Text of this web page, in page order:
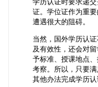
学历认证时要求递
证。学位证作为重
遭遇很大的阻碍。
当然，国外学历认
及有效性，还会对
予标准、授课地点
考察。所以，只要
其他办法完成学历认